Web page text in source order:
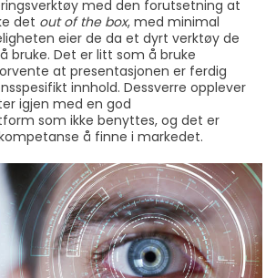
med den forutsetning at
det out of the box, med minimal
eier de da et dyrt verktøy de
bruke. Det er litt som å bruke
at presentasjonen er ferdig
innhold. Dessverre opplever
igjen med en god
som ikke benyttes, og det er
å finne i markedet.